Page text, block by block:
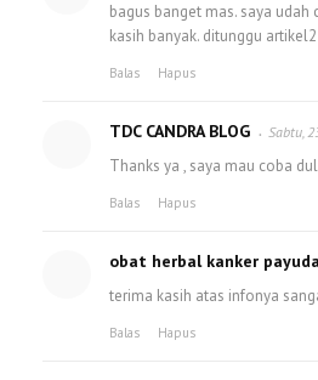
bagus banget mas. saya
kasih banyak. ditunggu
Balas Hapus
TDC CANDRA BLOG Sabtu,
Thanks ya , saya mau coba
Balas Hapus
obat herbal kanker
terima kasih atas infonya
Balas Hapus